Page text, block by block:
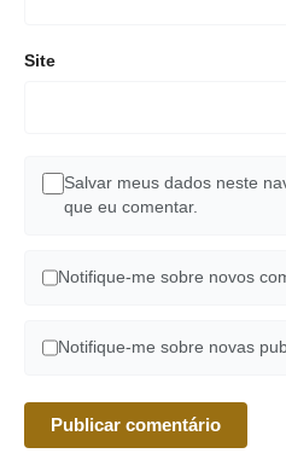
Site
Salvar meus dados neste
que eu comentar.
Notifique-me sobre novos
Notifique-me sobre novas